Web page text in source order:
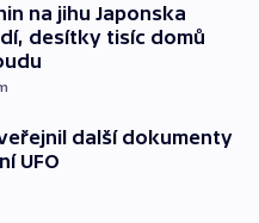
na jihu Japonska
desítky tisíc domů
další dokumenty
UFO